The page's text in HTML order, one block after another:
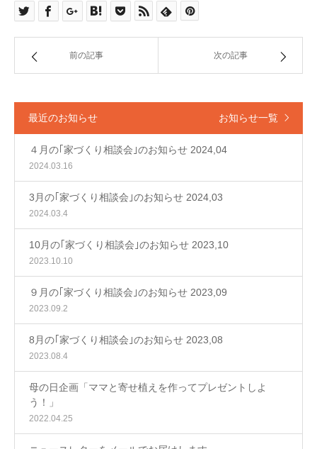
前の記事 次の記事
最近のお知らせ お知らせ一覧
４月の｢家づくり相談会｣のお知らせ 2024,04
2024.03.16
3月の｢家づくり相談会｣のお知らせ 2024,03
2024.03.4
10月の｢家づくり相談会｣のお知らせ 2023,10
2023.10.10
９月の｢家づくり相談会｣のお知らせ 2023,09
2023.09.2
8月の｢家づくり相談会｣のお知らせ 2023,08
2023.08.4
母の日企画「ママと寄せ植えを作ってプレゼントしよ
う！」
2022.04.25